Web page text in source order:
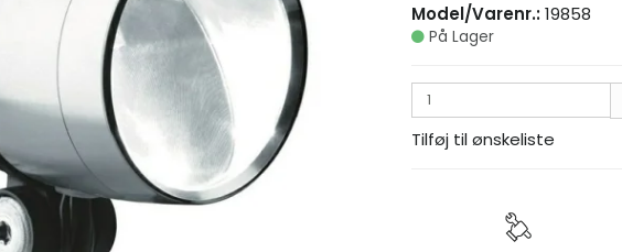
Model/Varenr.:19858
På Lager
Tilføj til ønskeliste